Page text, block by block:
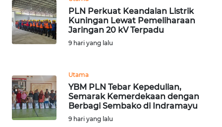
PLN Perkuat Keandalan Listrik
Kuningan Lewat Pemeliharaan
Jaringan 20 kV Terpadu
9 hari yang lalu
Utama
YBM PLN Tebar Kepedulian,
Semarak Kemerdekaan dengan
Berbagi Sembako di Indramayu
9 hari yang lalu
WN
KARO
WN
LABUHANBATU
WN